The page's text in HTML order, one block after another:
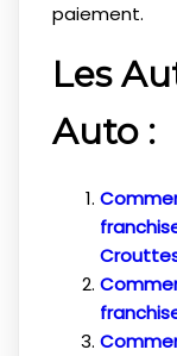
paiement.
Les
Auto :